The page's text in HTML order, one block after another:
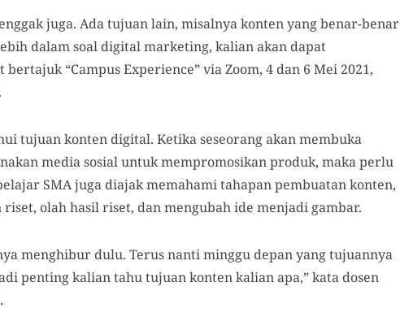
juga. Ada tujuan lain, misalnya konten yang benar-benar
dalam soal digital marketing, kalian akan dapat
“Campus Experience” via Zoom, 4 dan 6 Mei 2021,
tujuan konten digital. Ketika seseorang akan membuka
media sosial untuk mempromosikan produk, maka perlu
SMA juga diajak memahami tahapan pembuatan konten,
olah hasil riset, dan mengubah ide menjadi gambar.
menghibur dulu. Terus nanti minggu depan yang tujuannya
penting kalian tahu tujuan konten kalian apa,” kata dosen